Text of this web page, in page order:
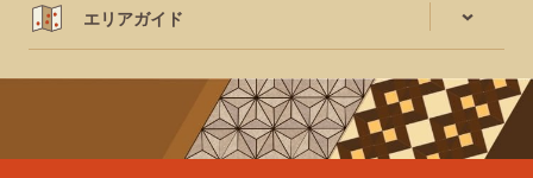
エリアガイド